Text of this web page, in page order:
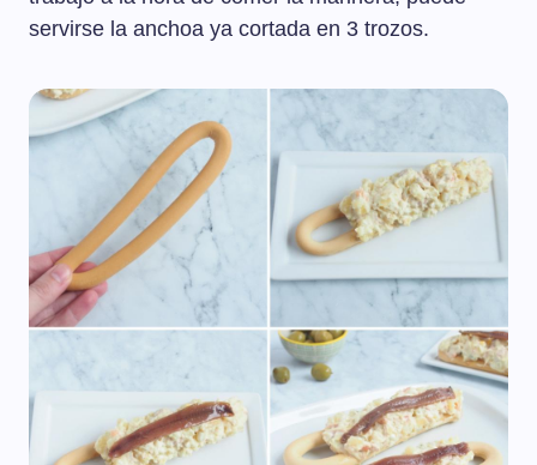
servirse la anchoa ya cortada en 3 trozos.